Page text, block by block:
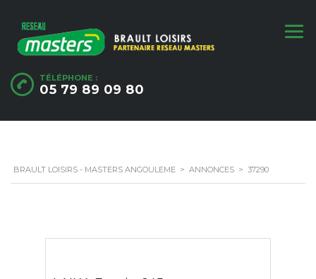
TÉLÉPHONE :
05 79 89 09 80
BRAULT LOISIRS - MASTERS ANGOULEME > ANNONCES > 37290